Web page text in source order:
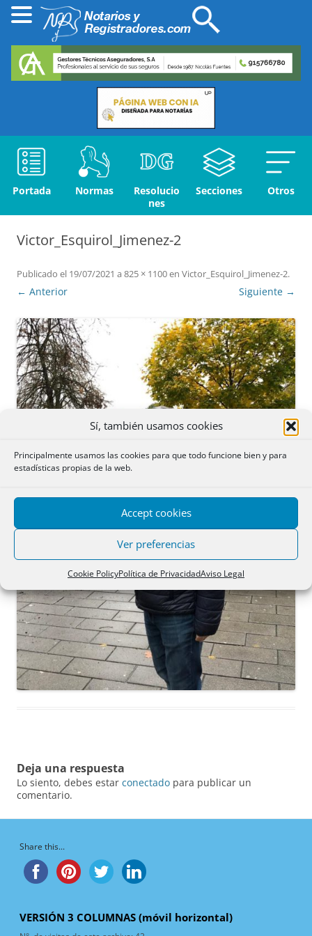
Sí, también usamos cookies
Principalmente usamos las cookies para que todo funcione bien y para
estadísticas propias de la web.
Accept cookies
Ver preferencias
Cookie PolicyPolítica de PrivacidadAviso Legal
Portada Normas
Resolucio
nes
Secciones Otros
Victor_Esquirol_Jimenez-2
Publicado el 19/07/2021 a 825 × 1100en Victor_Esquirol_Jimenez-2.
← Anterior Siguiente →
Deja una respuesta
Lo siento, debes estar conectado para publicar un
comentario.
Share this...
VERSIÓN 3 COLUMNAS (móvil horizontal)